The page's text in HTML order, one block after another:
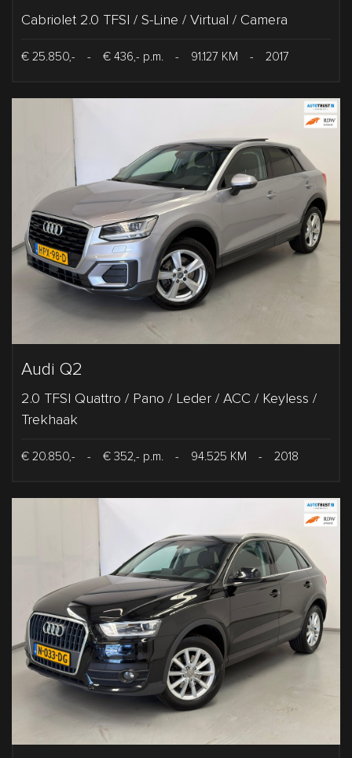
Cabriolet 2.0 TFSI / S-Line / Virtual / Camera
€ 25.850,- - € 436,- p.m. - 91.127 KM - 2017
Audi Q2
2.0 TFSI Quattro / Pano / Leder / ACC / Keyless /
Trekhaak
€ 20.850,- - € 352,- p.m. - 94.525 KM - 2018